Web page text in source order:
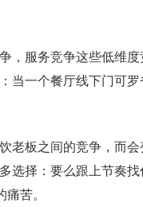
，服务竞争这些低维
当一个餐厅线下门可
老板之间的竞争，而
选择：要么跟上节奏
苦。